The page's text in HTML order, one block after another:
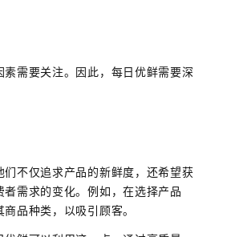
需要关注。因此，每日优鲜需要深
不仅追求产品的新鲜度，还希望获
需求的变化。例如，在选择产品
品种类，以吸引顾客。